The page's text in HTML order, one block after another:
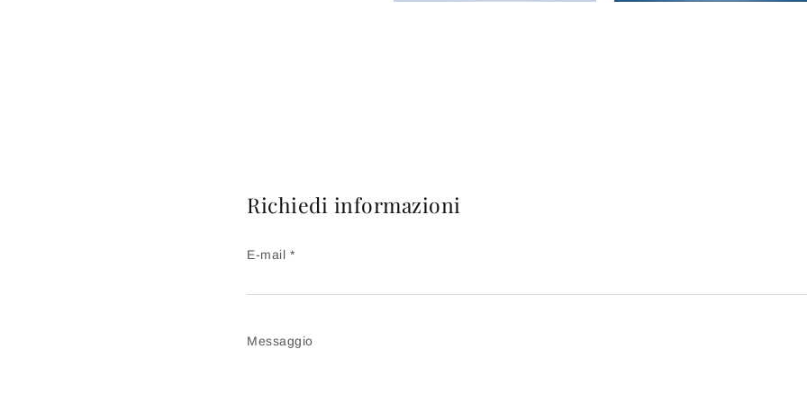
Richiedi informazioni
E-mail *
Messaggio